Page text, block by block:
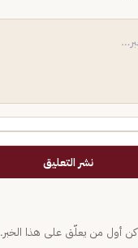
نشر التعليق
كن أول من يعلّق على هذا الخبر.